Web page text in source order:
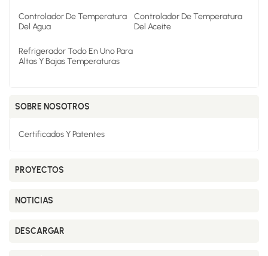
Controlador De Temperatura
Del Agua
Controlador De Temperatura
Del Aceite
Refrigerador Todo En Uno Para
Altas Y Bajas Temperaturas
SOBRE NOSOTROS
Certificados Y Patentes
PROYECTOS
NOTICIAS
DESCARGAR